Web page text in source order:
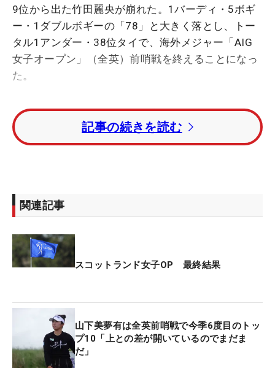
9位から出た竹田麗央が崩れた。1バーディ・5ボギ
ー・1ダブルボギーの「78」と大きく落とし、トー
タル1アンダー・38位タイで、海外メジャー「AIG
女子オープン」（全英）前哨戦を終えることになっ
た。
左のブッシュにつかまった2番では、3打目でカラー
まで運んだが、3パットでダブルボギー。4番パー3
でもグリーンエッジから3パットを喫した。8番でも
われた。
前から右奥にかけて流れる小川につかまってボギー
締め。「リズムが速くて出球からズレていた。きょ
スタッツでは34パットだが、カラーからのものを含
めればそれ以上になる。この日はスタート時に雨が
降り、雨が上がってからは風と寒さとの戦いだった
記事の続きを読む
関連記事
スコットランド女子OP 最終結果
山下美夢有は全英前哨戦で今季6度目のトッ
プ10「上との差が開いているのでまだま
だ」